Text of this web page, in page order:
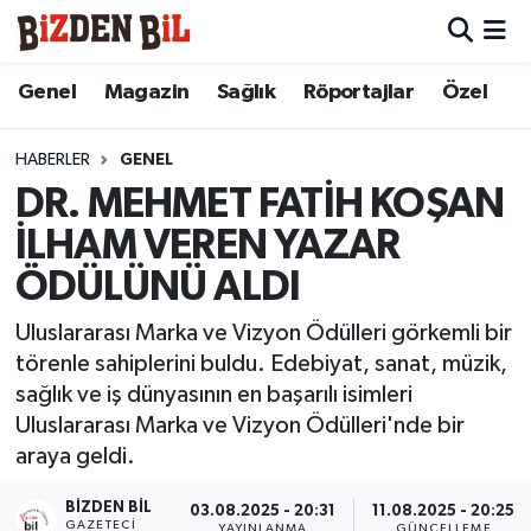
Genel Magazin Sağlık Röportajlar Özel
HABERLER GENEL
DR. MEHMET FATİH KOŞAN
İLHAM VEREN YAZAR
ÖDÜLÜNÜ ALDI
Uluslararası Marka ve Vizyon Ödülleri görkemli bir
törenle sahiplerini buldu. Edebiyat, sanat, müzik,
sağlık ve iş dünyasının en başarılı isimleri
Uluslararası Marka ve Vizyon Ödülleri'nde bir
araya geldi.
BIZDEN BIL
GAZETECI
03.08.2025 - 20:31
YAYINLANMA
11.08.2025 - 20:25
GÜNCELLEME
Hava Durumu
Trafik Durumu
Süper Lig Puan Durumu ve Fikstür
Tüm Manşetler
Son Dakika Haberleri
Haber Arşivi